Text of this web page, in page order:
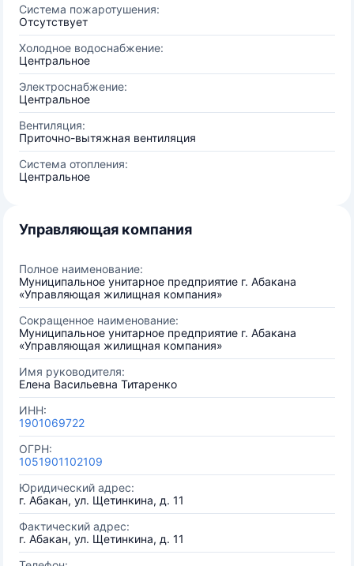
Система пожаротушения:
Отсутствует
Холодное водоснабжение:
Центральное
Электроснабжение:
Центральное
Вентиляция:
Приточно-вытяжная вентиляция
Система отопления:
Центральное
Управляющая компания
Полное наименование:
Муниципальное унитарное предприятие г. Абакана
«Управляющая жилищная компания»
Сокращенное наименование:
Муниципальное унитарное предприятие г. Абакана
«Управляющая жилищная компания»
Имя руководителя:
Елена Васильевна Титаренко
ИНН:
1901069722
ОГРН:
1051901102109
Юридический адрес:
г. Абакан, ул. Щетинкина, д. 11
Фактический адрес:
г. Абакан, ул. Щетинкина, д. 11